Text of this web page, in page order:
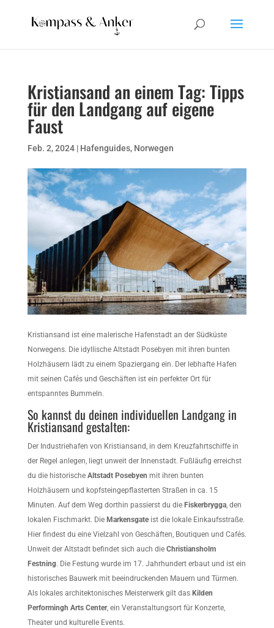
Kristiansand an einem Tag: Tipps
für den Landgang auf eigene
Faust
Feb. 2, 2024| Hafenguides, Norwegen
Kristiansand ist eine malerische Hafenstadt an der Südküste
Norwegens. Die idyllische Altstadt Posebyen mit ihren bunten
Holzhäusern lädt zu einem Spaziergang ein. Der lebhafte Hafen
mit seinen Cafés und Geschäften ist ein perfekter Ort für
entspanntes Bummeln.
So kannst du deinen individuellen Landgang in
Kristiansand gestalten:
Der Industriehafen von Kristiansand, in dem Kreuzfahrtschiffe in
der Regel anlegen, liegt unweit der Innenstadt. Fußläufig erreichst
du die historische Altstadt Posebyen mit ihren bunten
Holzhäusern und kopfsteingepflasterten Straßen in ca. 15
Minuten. Auf dem Weg dorthin passierst du die Fiskerbrygga, den
lokalen Fischmarkt. Die Markensgateist die lokale Einkaufsstraße.
Hier findest du eine Vielzahl von Geschäften, Boutiquen und Cafés.
Unweit der Altstadt befindet sich auch die Christiansholm
Festning. Die Festung wurde im 17. Jahrhundert erbaut und ist ein
historisches Bauwerk mit beeindruckenden Mauern und Türmen.
Als lokales architektonisches Meisterwerk gilt das Kilden
Performingh Arts Center, ein Veranstaltungsort für Konzerte,
Theater und kulturelle Events.